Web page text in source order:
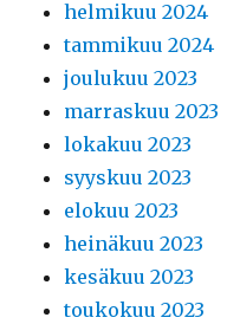
helmikuu 2024
tammikuu 2024
joulukuu 2023
marraskuu 2023
lokakuu 2023
syyskuu 2023
elokuu 2023
heinäkuu 2023
kesäkuu 2023
toukokuu 2023